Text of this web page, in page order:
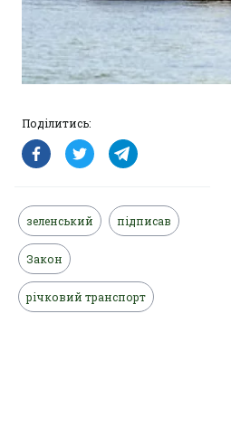
Поділитись:
зеленський підписав
Закон
річковий транспорт